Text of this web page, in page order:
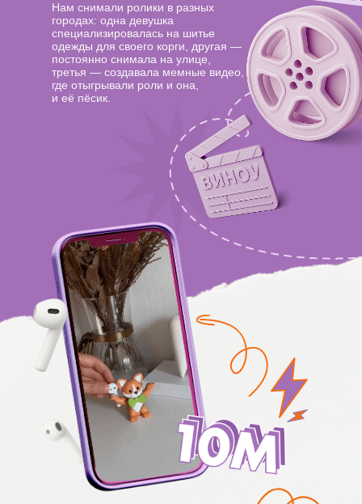
Нам снимали ролики в разных
городах: одна девушка
специализировалась на шитье
одежды для своего корги, другая —
постоянно снимала на улице,
третья — создавала мемные видео,
где отыгрывали роли и она,
и её пёсик.